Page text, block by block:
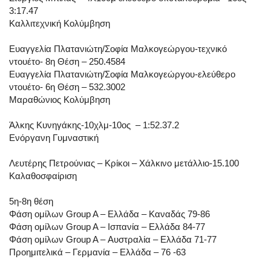
3:17.47
Καλλιτεχνική Κολύμβηση
Ευαγγελία Πλατανιώτη/Σοφία Μαλκογεώργου-τεχνικό
ντουέτο- 8η Θέση – 250.4584
Ευαγγελία Πλατανιώτη/Σοφία Μαλκογεώργου-ελεύθερο
ντουέτο- 6η Θέση – 532.3002
Μαραθώνιος Κολύμβηση
Άλκης Κυνηγάκης-10χλμ-10ος – 1:52.37.2
Ενόργανη Γυμναστική
Λευτέρης Πετρούνιας – Κρίκοι – Χάλκινο μετάλλιο-15.100
Καλαθοσφαίριση
5η-8η θέση
Φάση ομίλων Group A – Ελλάδα – Καναδάς 79-86
Φάση ομίλων Group A – Ισπανία – Ελλάδα 84-77
Φάση ομίλων Group A – Αυστραλία – Ελλάδα 71-77
Προημιτελικά – Γερμανία – Ελλάδα – 76 -63